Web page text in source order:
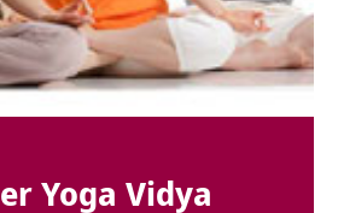
Yoga Vidya